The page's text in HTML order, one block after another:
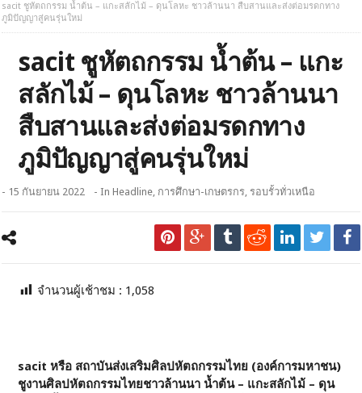
sacit ชูหัตถกรรม น้ำต้น – แกะสลักไม้ – ดุนโลหะ ชาวล้านนา สืบสานและส่งต่อมรดกทาง
ภูมิปัญญาสู่คนรุ่นใหม่
sacit ชูหัตถกรรม น้ำต้น – แกะ
สลักไม้ – ดุนโลหะ ชาวล้านนา
สืบสานและส่งต่อมรดกทาง
ภูมิปัญญาสู่คนรุ่นใหม่
- 15 กันยายน 2022 - InHeadline, การศึกษา-เกษตรกร, รอบรั้วทั่วเหนือ
จำนวนผู้เช้าชม : 1,058
sacit หรือ สถาบันส่งเสริมศิลปหัตถกรรมไทย (องค์การมหาชน)
ชูงานศิลปหัตถกรรมไทยชาวล้านนา น้ำต้น – แกะสลักไม้ – ดุน